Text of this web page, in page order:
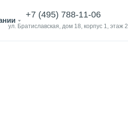
+7 (495) 788-11-06
ул. Братиславская, дом 18, корпус 1, этаж 2